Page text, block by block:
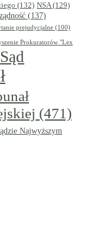
(132) NSA(129)
(137)
prejudycjalne (100)
Prokuratorów "Lex
Sąd
(471)
Najwyższym